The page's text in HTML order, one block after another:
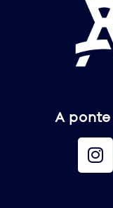
A